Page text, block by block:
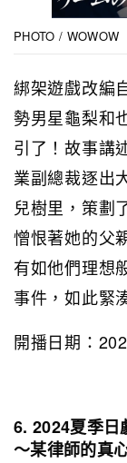
PHOTO / WOWOW
綁架遊戲改編
勢男星龜梨和
引了！故事講
業副總裁逐出
兒樹里，策劃
憎恨著她的父
有如他們理想
事件，如此緊
開播日期：
6. 2024夏季日
～某律師的真